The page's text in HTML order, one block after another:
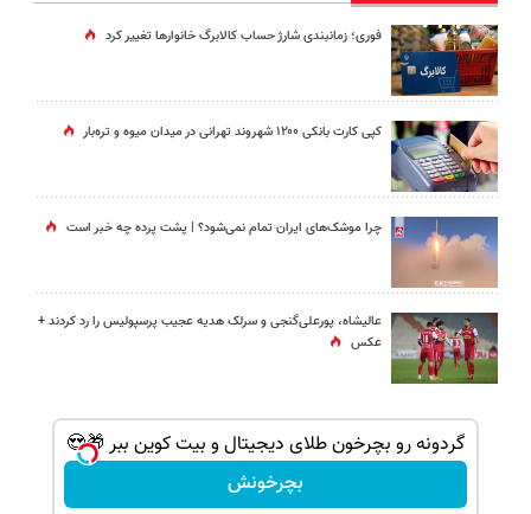
فوری؛ زمانبندی‌ شارژ حساب کالابرگ خانوارها تغییر کرد
کپی کارت بانکی ۱۲۰۰ شهروند تهرانی در میدان میوه و تره‌بار
چرا موشک‌های ایران تمام نمی‌شود؟ | پشت پرده چه خبر است
عالیشاه، پورعلی‌گنجی و سرلک هدیه عجیب پرسپولیس را رد کردند +
عکس
گردونه رو بچرخون طلای دیجیتال و بیت کوین ببر 🎁😍
بچرخونش